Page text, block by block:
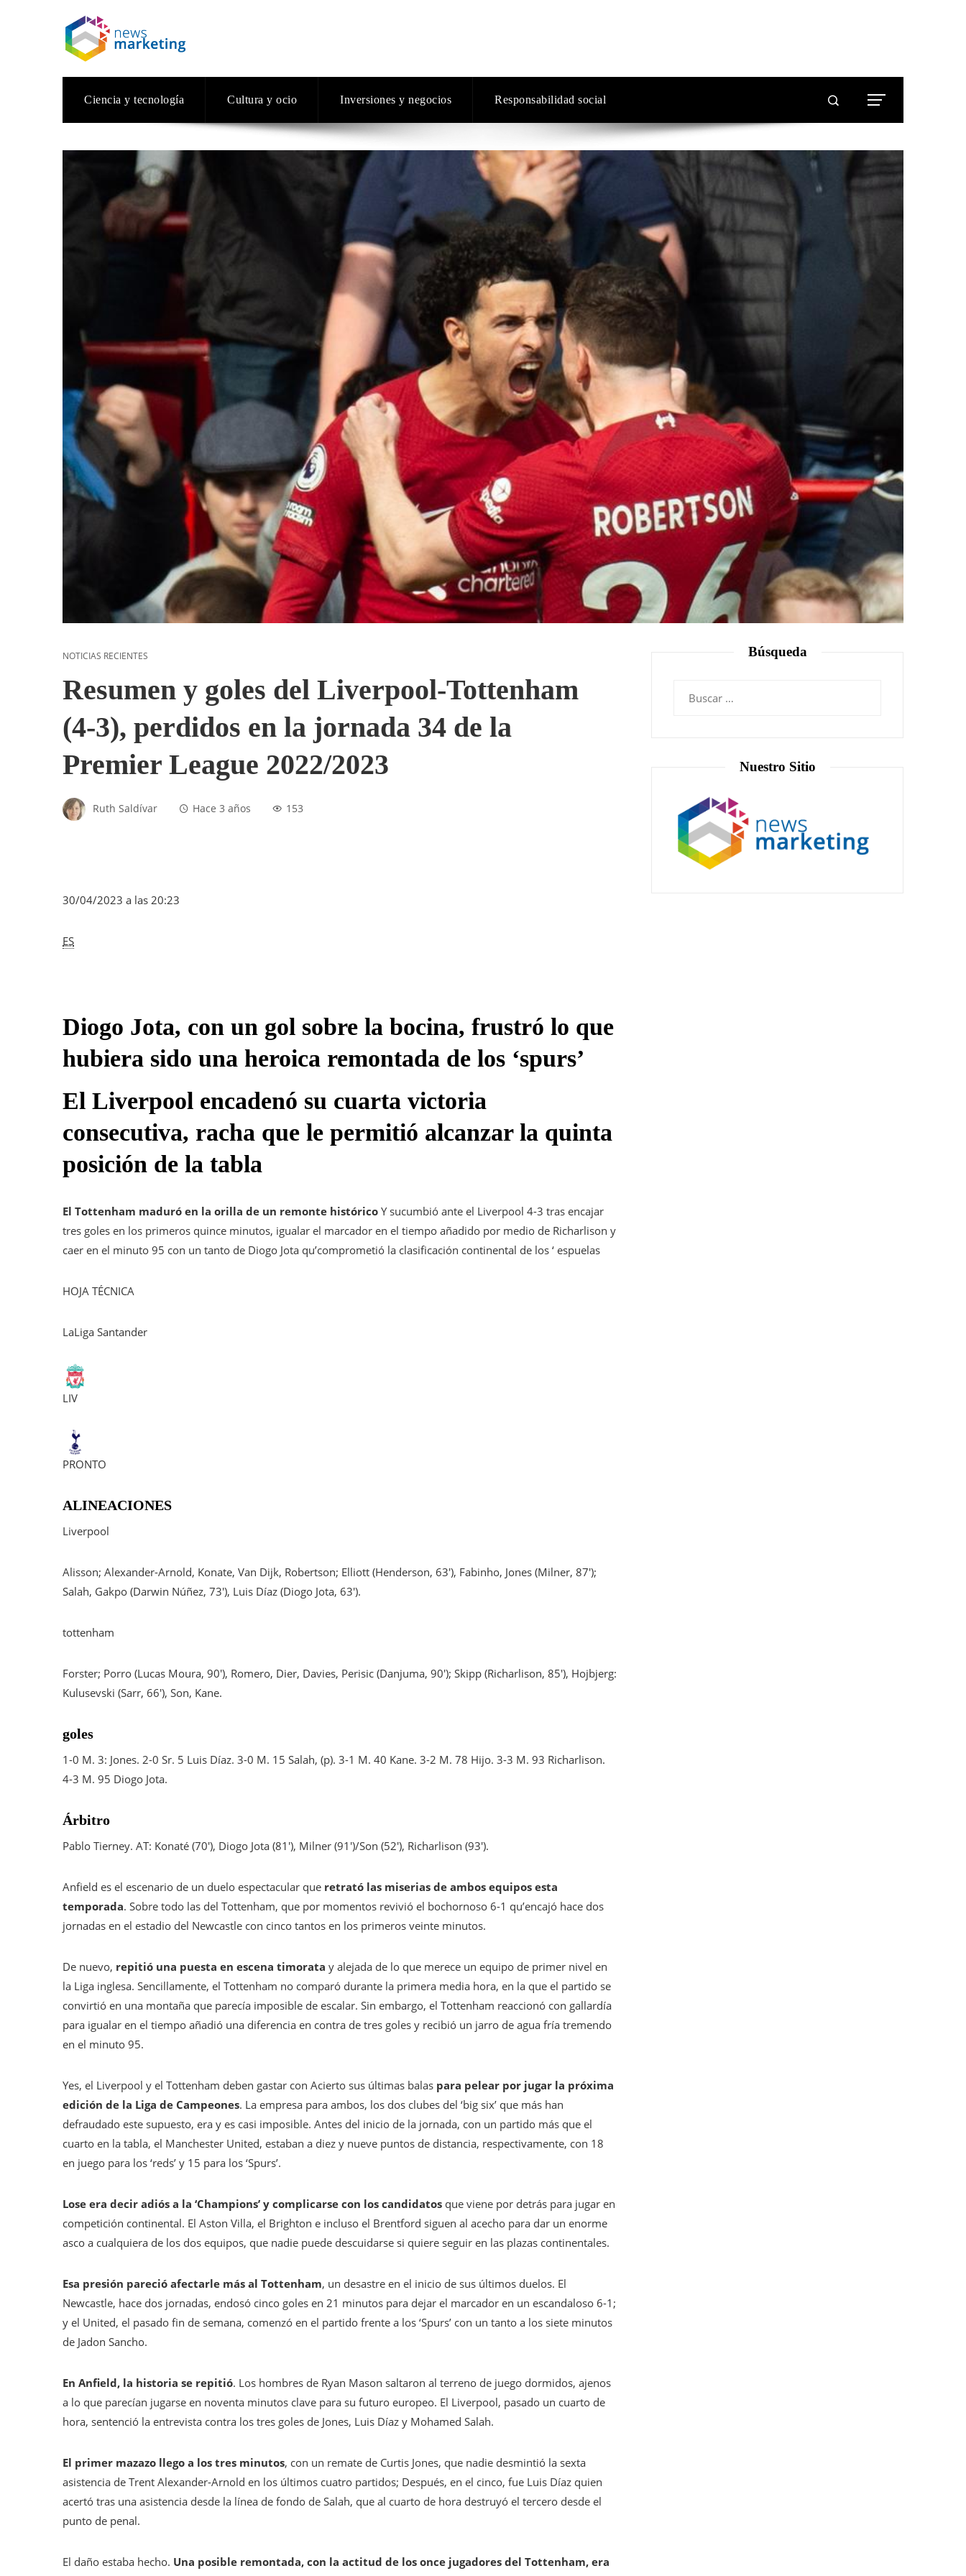
Ciencia y tecnología Cultura y ocio Inversiones y negocios Responsabilidad social
NOTICIAS RECIENTES
Resumen y goles del Liverpool-Tottenham
(4-3), perdidos en la jornada 34 de la
Premier League 2022/2023
Ruth Saldívar Hace 3 años 153
30/04/2023 a las 20:23
ES
Diogo Jota, con un gol sobre la bocina, frustró lo que
hubiera sido una heroica remontada de los ‘spurs’
El Liverpool encadenó su cuarta victoria
consecutiva, racha que le permitió alcanzar la quinta
posición de la tabla
El Tottenham maduró en la orilla de un remonte histórico Y sucumbió ante el Liverpool 4-3 tras encajar
tres goles en los primeros quince minutos, igualar el marcador en el tiempo añadido por medio de Richarlison y
caer en el minuto 95 con un tanto de Diogo Jota qu’comprometió la clasificación continental de los ‘ espuelas
HOJA TÉCNICA
LaLiga Santander
LIV
PRONTO
ALINEACIONES
Liverpool
Alisson; Alexander-Arnold, Konate, Van Dijk, Robertson; Elliott (Henderson, 63′), Fabinho, Jones (Milner, 87′);
Salah, Gakpo (Darwin Núñez, 73′), Luis Díaz (Diogo Jota, 63′).
tottenham
Forster; Porro (Lucas Moura, 90′), Romero, Dier, Davies, Perisic (Danjuma, 90′); Skipp (Richarlison, 85′), Hojbjerg:
Kulusevski (Sarr, 66′), Son, Kane.
goles
1-0 M. 3: Jones. 2-0 Sr. 5 Luis Díaz. 3-0 M. 15 Salah, (p). 3-1 M. 40 Kane. 3-2 M. 78 Hijo. 3-3 M. 93 Richarlison.
4-3 M. 95 Diogo Jota.
Árbitro
Pablo Tierney. AT: Konaté (70′), Diogo Jota (81′), Milner (91′)/Son (52′), Richarlison (93′).
Anfield es el escenario de un duelo espectacular que retrató las miserias de ambos equipos esta
temporada. Sobre todo las del Tottenham, que por momentos revivió el bochornoso 6-1 qu’encajó hace dos
jornadas en el estadio del Newcastle con cinco tantos en los primeros veinte minutos.
De nuevo, repitió una puesta en escena timorata y alejada de lo que merece un equipo de primer nivel en
la Liga inglesa. Sencillamente, el Tottenham no comparó durante la primera media hora, en la que el partido se
convirtió en una montaña que parecía imposible de escalar. Sin embargo, el Tottenham reaccionó con gallardía
para igualar en el tiempo añadió una diferencia en contra de tres goles y recibió un jarro de agua fría tremendo
en el minuto 95.
Yes, el Liverpool y el Tottenham deben gastar con Acierto sus últimas balas para pelear por jugar la próxima
edición de la Liga de Campeones. La empresa para ambos, los dos clubes del ‘big six’ que más han
defraudado este supuesto, era y es casi imposible. Antes del inicio de la jornada, con un partido más que el
cuarto en la tabla, el Manchester United, estaban a diez y nueve puntos de distancia, respectivamente, con 18
en juego para los ‘reds’ y 15 para los ‘Spurs’.
Lose era decir adiós a la ‘Champions’ y complicarse con los candidatos que viene por detrás para jugar en
competición continental. El Aston Villa, el Brighton e incluso el Brentford siguen al acecho para dar un enorme
asco a cualquiera de los dos equipos, que nadie puede descuidarse si quiere seguir en las plazas continentales.
Esa presión pareció afectarle más al Tottenham, un desastre en el inicio de sus últimos duelos. El
Newcastle, hace dos jornadas, endosó cinco goles en 21 minutos para dejar el marcador en un escandaloso 6-1;
y el United, el pasado fin de semana, comenzó en el partido frente a los ‘Spurs’ con un tanto a los siete minutos
de Jadon Sancho.
En Anfield, la historia se repitió. Los hombres de Ryan Mason saltaron al terreno de juego dormidos, ajenos
a lo que parecían jugarse en noventa minutos clave para su futuro europeo. El Liverpool, pasado un cuarto de
hora, sentenció la entrevista contra los tres goles de Jones, Luis Díaz y Mohamed Salah.
El primer mazazo llego a los tres minutos, con un remate de Curtis Jones, que nadie desmintió la sexta
asistencia de Trent Alexander-Arnold en los últimos cuatro partidos; Después, en el cinco, fue Luis Díaz quien
acertó tras una asistencia desde la línea de fondo de Salah, que al cuarto de hora destruyó el tercero desde el
punto de penal.
El daño estaba hecho. Una posible remontada, con la actitud de los once jugadores del Tottenham, era
Búsqueda
Nuestro Sitio